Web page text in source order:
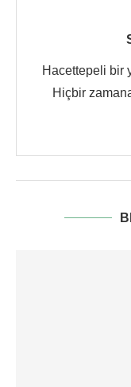
Hacettepeli bir
Hiçbir